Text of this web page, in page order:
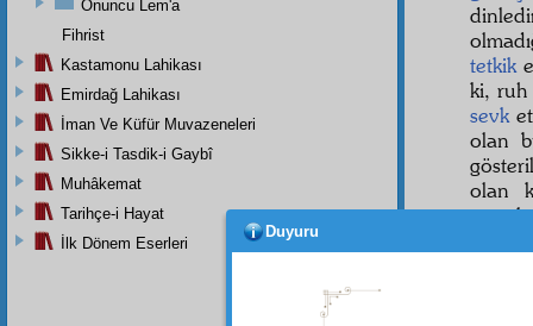
tetkik
ki,
sevk
olan
olan
Onuncu Lem'a
Fihrist
Kastamonu Lahikası
Emirdağ Lahikası
İman Ve Küfür Muvazeneleri
Sikke-i Tasdik-i Gaybî
Muhâkemat
Tarihçe-i Hayat
İlk Dönem Eserleri
Duyuru